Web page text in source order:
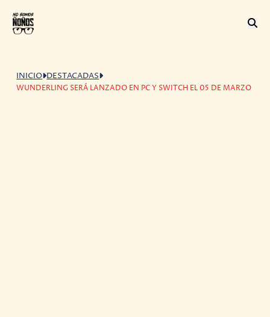
INICIO DESTACADAS
WUNDERLING SERÁ LANZADO EN PC Y SWITCH EL 05 DE MARZO